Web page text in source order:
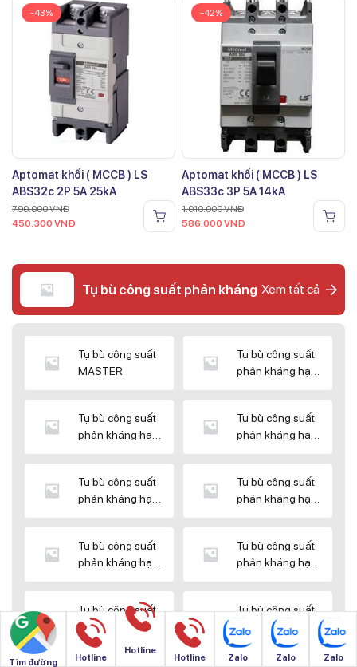
-43%
Aptomat khối ( MCCB ) LS
ABS32c 2P 5A 25kA
790.000VNĐ
450.300 VNĐ
-42%
Aptomat khối ( MCCB ) LS
ABS33c 3P 5A 14kA
1.010.000VNĐ
586.000 VNĐ
Tụ bù công suất phản kháng Xem tất cả
Tụ bù công suất
MASTER
Tụ bù công suất
phản kháng hạ
Tụ bù công suất
phản kháng hạ
Tụ bù công suất
phản kháng hạ
Tụ bù công suất
phản kháng hạ
Tụ bù công suất
phản kháng hạ
Tụ bù công suất
phản kháng hạ
Tụ bù công suất
phản kháng hạ
Tụ bù công suất
phản kháng hạ
thế SHIZUKI
Tụ bù công suất
phản kháng hạ
thế SINO
Tìm đường Hotline
Hotline
Hotline Zalo Zalo Zalo